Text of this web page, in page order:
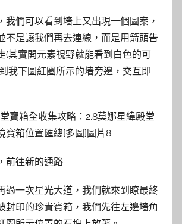
我們可以看到墻上又出現一個圖案，
不是讓我們再去連線，而是用箭頭告
(其實開元素視野就能看到白色的可
我下圖紅圈所示的墻旁邊，交互即
前往新的通路
過一次星光大道，我們就來到瞭最終
封印的珍貴寶箱，我們先往左邊墻角